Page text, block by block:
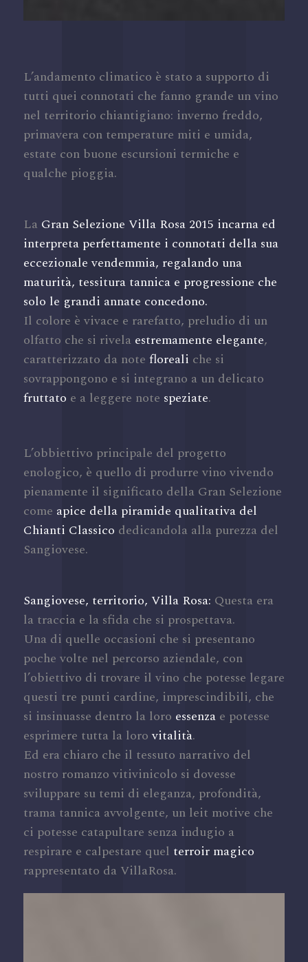
L’andamento climatico è stato a supporto di
tutti quei connotati che fanno grande un vino
nel territorio chiantigiano: inverno freddo,
primavera con temperature miti e umida,
estate con buone escursioni termiche e
qualche pioggia.
La Gran Selezione Villa Rosa 2015 incarna ed
interpreta perfettamente i connotati della sua
eccezionale vendemmia, regalando una
maturità, tessitura tannica e progressione che
solo le grandi annate concedono.
Il colore è vivace e rarefatto, preludio di un
olfatto che si rivela estremamente elegante,
caratterizzato da note floreali che si
sovrappongono e si integrano a un delicato
fruttato e a leggere note speziate.
L’obbiettivo principale del progetto
enologico, è quello di produrre vino vivendo
pienamente il significato della Gran Selezione
come apice della piramide qualitativa del
Chianti Classico dedicandola alla purezza del
Sangiovese.
Sangiovese, territorio, Villa Rosa: Questa era
la traccia e la sfida che si prospettava.
Una di quelle occasioni che si presentano
poche volte nel percorso aziendale, con
l’obiettivo di trovare il vino che potesse legare
questi tre punti cardine, imprescindibili, che
si insinuasse dentro la loro essenzae potesse
esprimere tutta la lorovitalità.
Ed era chiaro che il tessuto narrativo del
nostro romanzo vitivinicolo si dovesse
sviluppare su temi di eleganza, profondità,
trama tannica avvolgente, un leit motive che
ci potesse catapultare senza indugio a
respirare e calpestare quel terroir magico
rappresentato da VillaRosa.